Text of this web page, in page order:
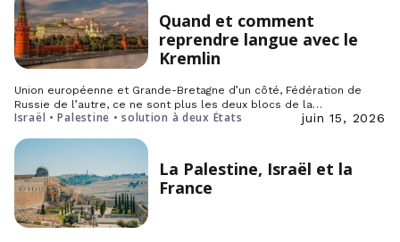
Quand et comment
reprendre langue avec le
Kremlin
Union européenne et Grande-Bretagne d’un côté, Fédération de
Russie de l’autre, ce ne sont plus les deux blocs de la…
Israël • Palestine • solution à deux États juin 15, 2026
La Palestine, Israël et la
France